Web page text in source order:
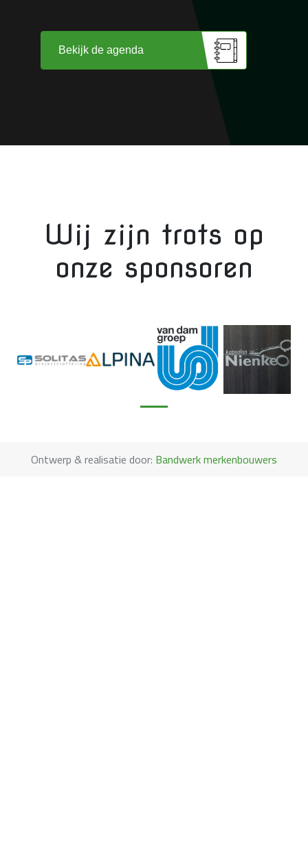
Bekijk de agenda
Wij zijn trots op
onze sponsoren
Ontwerp & realisatie door: Bandwerk merkenbouwers